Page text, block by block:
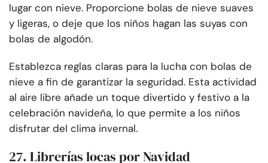
lugar con nieve. Proporcione bolas de nieve suaves
y ligeras, o deje que los niños hagan las suyas con
bolas de algodón.
Establezca reglas claras para la lucha con bolas de
nieve a fin de garantizar la seguridad. Esta actividad
al aire libre añade un toque divertido y festivo a la
celebración navideña, lo que permite a los niños
disfrutar del clima invernal.
27. Librerías locas por Navidad